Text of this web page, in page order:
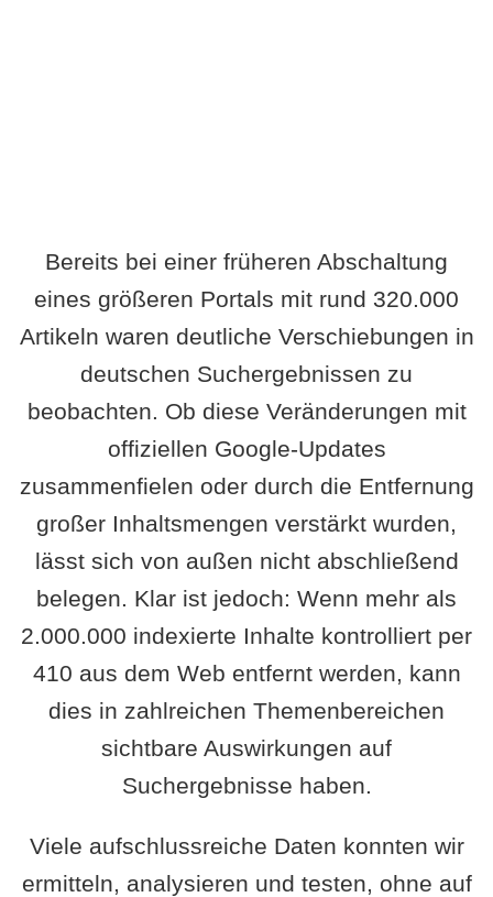
Bereits bei einer früheren Abschaltung
eines größeren Portals mit rund 320.000
Artikeln waren deutliche Verschiebungen in
deutschen Suchergebnissen zu
beobachten. Ob diese Veränderungen mit
offiziellen Google-Updates
zusammenfielen oder durch die Entfernung
großer Inhaltsmengen verstärkt wurden,
lässt sich von außen nicht abschließend
belegen. Klar ist jedoch: Wenn mehr als
2.000.000 indexierte Inhalte kontrolliert per
410 aus dem Web entfernt werden, kann
dies in zahlreichen Themenbereichen
sichtbare Auswirkungen auf
Suchergebnisse haben.
Viele aufschlussreiche Daten konnten wir
ermitteln, analysieren und testen, ohne auf